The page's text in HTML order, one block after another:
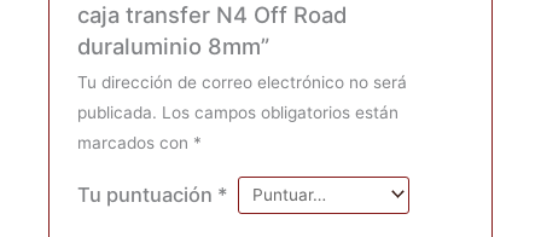
caja transfer N4 Off Road
duraluminio 8mm”
Tu dirección de correo electrónico no será
publicada. Los campos obligatorios están
marcados con *
Tu puntuación *